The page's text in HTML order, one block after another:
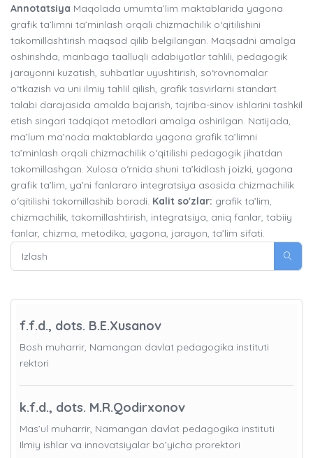
Annotatsiya Maqolada umumta’lim maktablarida yagona
grafik ta’limni ta’minlash orqali chizmachilik o‘qitilishini
takomillashtirish maqsad qilib belgilangan. Maqsadni amalga
oshirishda, manbaga taalluqli adabiyotlar tahlili, pedagogik
jarayonni kuzatish, suhbatlar uyushtirish, so‘rovnomalar
o‘tkazish va uni ilmiy tahlil qilish, grafik tasvirlarni standart
talabi darajasida amalda bajarish, tajriba-sinov ishlarini tashkil
etish singari tadqiqot metodlari amalga oshirilgan. Natijada,
ma’lum ma’noda maktablarda yagona grafik ta’limni
ta’minlash orqali chizmachilik o‘qitilishi pedagogik jihatdan
takomillashgan. Xulosa o‘rnida shuni ta’kidlash joizki, yagona
grafik ta’lim, ya’ni fanlararo integratsiya asosida chizmachilik
o‘qitilishi takomillashib boradi. Kalit so'zlar: grafik ta’lim,
chizmachilik, takomillashtirish, integratsiya, aniq fanlar, tabiiy
fanlar, chizma, metodika, yagona, jarayon, ta’lim sifati.
f.f.d., dots. B.E.Xusanov
Bosh muharrir, Namangan davlat pedagogika instituti
rektori
k.f.d., dots. M.R.Qodirxonov
Mas’ul muharrir, Namangan davlat pedagogika instituti
Ilmiy ishlar va innovatsiyalar bo’yicha prorektori